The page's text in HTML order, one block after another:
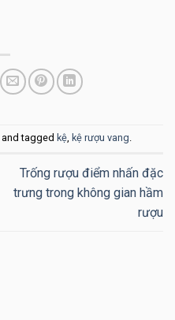
and tagged kệ kệ rượu vang
Trống rượu điểm nhấn đặc
trưng trong không gian hầm
rượu